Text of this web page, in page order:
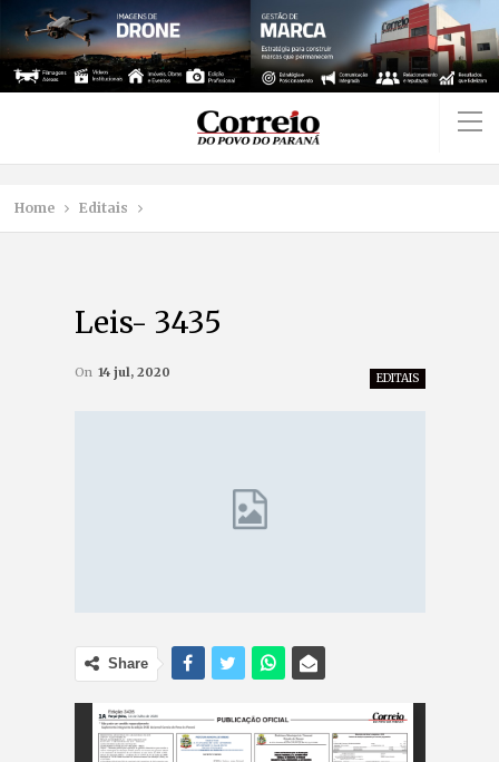
Home Editais
Leis- 3435
EDITAIS
On 14 jul, 2020
Share